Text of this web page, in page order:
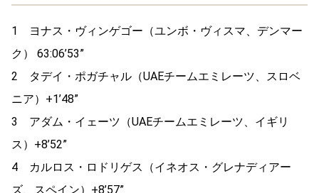
1 ヨナス・ヴィンゲゴー（ユンボ・ヴィスマ、デンマー
ク） 63:06’53”
2 タデイ・ポガチャル（UAEチームエミレーツ、スロベ
ニア）+1’48”
3 アダム・イェーツ（UAEチームエミレーツ、イギリ
ス）+8’52”
4 カルロス・ロドリゲス（イネオス・グレナディアー
ズ、スペイン）+8’57”